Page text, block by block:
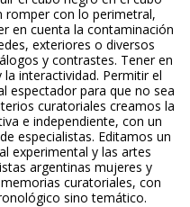
romper con lo perimetral,
en cuenta la contaminación
exteriores o diversos
y contrastes. Tener en
interactividad. Permitir el
espectador para que no sea
curatoriales creamos la
e independiente, con un
especialistas. Editamos un
experimental y las artes
argentinas mujeres y
curatoriales, con
sino temático.